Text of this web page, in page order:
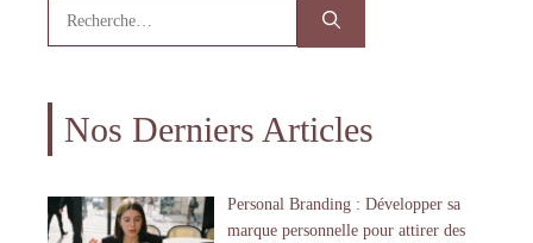
Nos Derniers Articles
Personal Branding : Développer sa
marque personnelle pour attirer des